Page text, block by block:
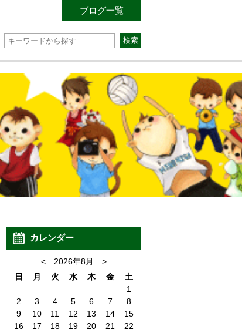
ブログ一覧
カレンダー
< 2026年8月
>
日
月 火 水 木 金
土
1
2
3 4 5 6 7
8
9
10 11 12 13 14
15
16
17 18 19 20 21
22